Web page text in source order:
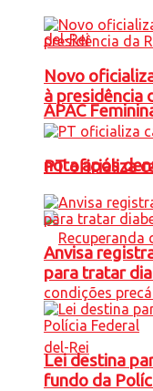
APAC
nota após
Novo
à presidência
PT oficializa
Anvisa
para tratar
Lei destina
fundo da